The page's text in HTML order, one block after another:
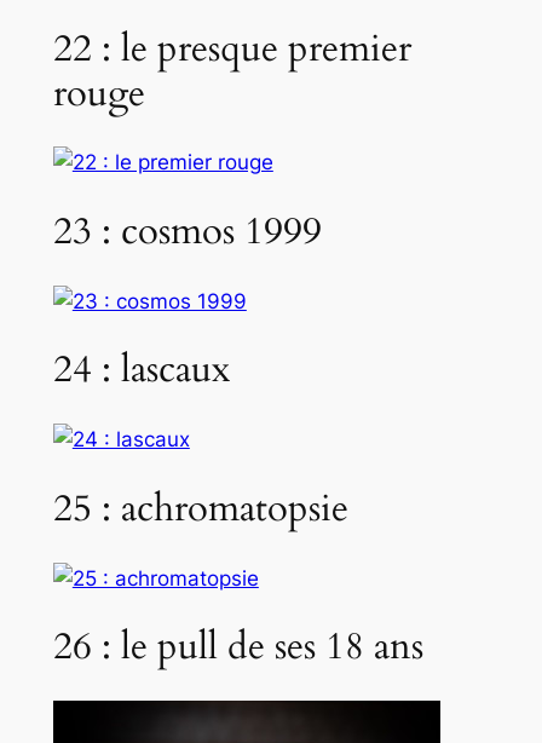
22 : le presque premier
rouge
23 : cosmos 1999
24 : lascaux
25 : achromatopsie
26 : le pull de ses 18 ans